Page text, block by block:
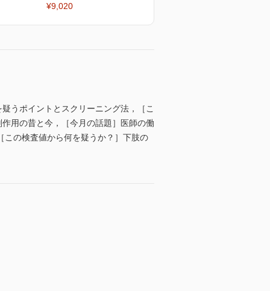
¥9,020
うポイントとスクリーニング法，［こ
用の昔と今，［今月の話題］医師の働
の検査値から何を疑うか？］下肢の